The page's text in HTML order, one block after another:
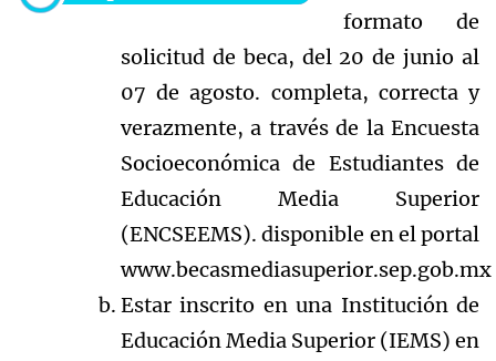
formato de
solicitud de beca, del 20 de junio al
07 de agosto. completa, correcta y
verazmente, a través de la Encuesta
Socioeconómica de Estudiantes de
Educación Media Superior
(ENCSEEMS). disponible en el portal
www.becasmediasuperior.sep.gob.mx
Estar inscrito en una Institución de
Educación Media Superior (IEMS) en